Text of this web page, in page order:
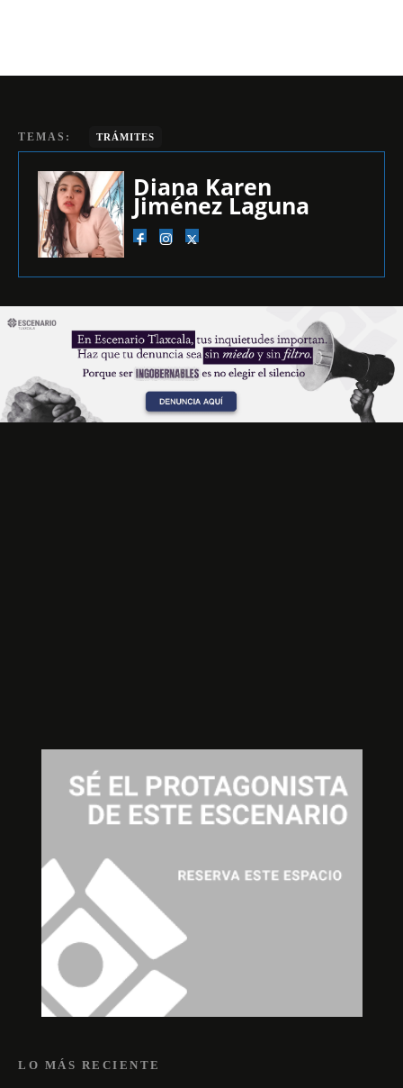
TEMAS: TRÁMITES
Diana Karen
Jiménez Laguna
LO MÁS RECIENTE